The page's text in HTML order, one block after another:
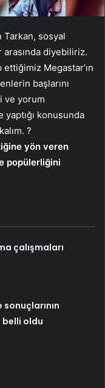
Tarkan, sosyal
arasında diyebiliriz.
ettiğimiz Megastar’ın
başlarını
ve yorum
yaptığı konusunda
?
yön veren
popülerliğini
çalışmaları
sonuçlarının
belli oldu